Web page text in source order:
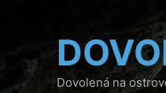
Dovolená na